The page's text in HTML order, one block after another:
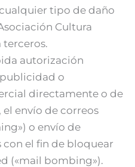
tipo de daño
Cultura
terceros.
autorización
o
directamente o de
envío de correos
o envío de
con el fin de bloquear
(«mail bombing»).